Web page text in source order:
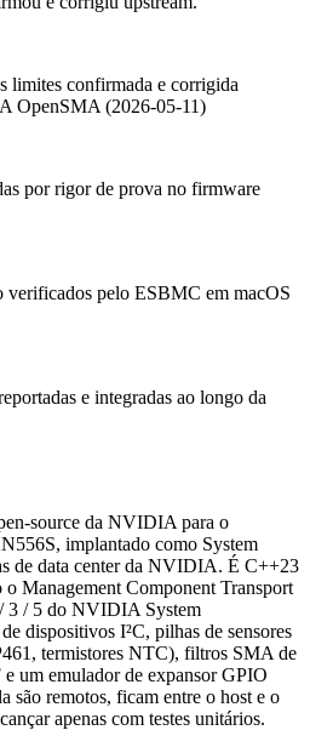
limites confirmada e corrigida
OpenSMA (2026-05-11)
por rigor de prova no firmware
pelo ESBMC em macOS
e integradas ao longo da
source da NVIDIA para o
implantado como System
de data center da NVIDIA. É C++23
Management Component Transport
3 / 5 do NVIDIA System
dispositivos I²C, pilhas de sensores
termistores NTC), filtros SMA de
um emulador de expansor GPIO
são remotos, ficam entre o host e o
apenas com testes unitários.